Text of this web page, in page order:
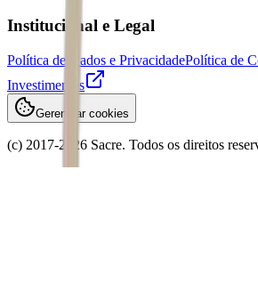
Institucional e Legal
Política de Dados e PrivacidadePolítica de
Investimentos
Gerenciar cookies
(c) 2017-2026 Sacre. Todos os direitos